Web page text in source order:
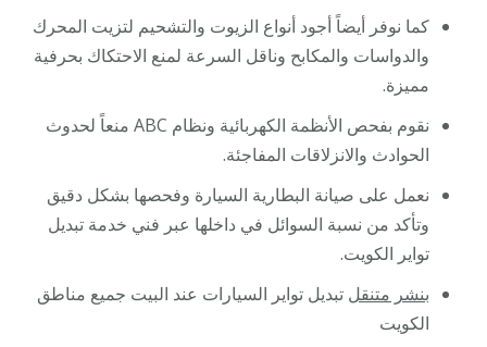
كما نوفر أيضاً أجود أنواع الزيوت والتشحيم لتزيت المحرك
والدواسات والمكابح وناقل السرعة لمنع الاحتكاك بحرفية
مميزة.
نقوم بفحص الأنظمة الكهربائية ونظام ABC منعاً لحدوث
الحوادث والانزلاقات المفاجئة.
نعمل على صيانة البطارية السيارة وفحصها بشكل دقيق
وتأكد من نسبة السوائل في داخلها عبر فني خدمة تبديل
تواير الكويت.
بنشر متنقل تبديل تواير السيارات عند البيت جميع مناطق
الكويت